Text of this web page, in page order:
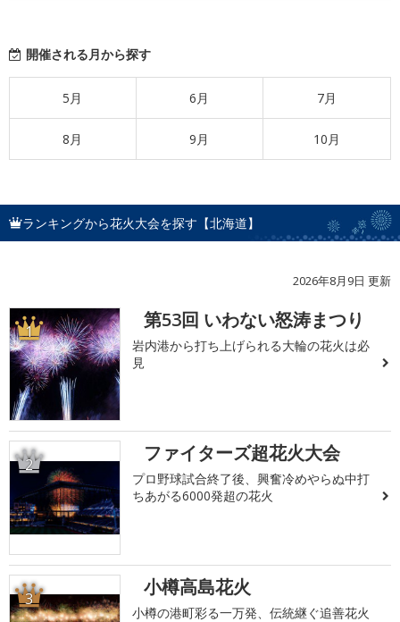
開催される月から探す
5月 6月 7月
8月 9月 10月
ランキングから花火大会を探す【北海道】
2026年8月9日 更新
1 第53回 いわない怒涛まつり
岩内港から打ち上げられる大輪の花火は必
見
2 ファイターズ超花火大会
プロ野球試合終了後、興奮冷めやらぬ中打
ちあがる6000発超の花火
3 小樽高島花火
小樽の港町彩る一万発、伝統継ぐ追善花火